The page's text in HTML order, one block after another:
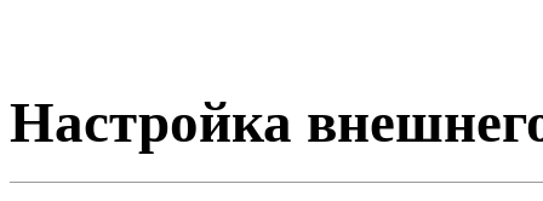
Настройка